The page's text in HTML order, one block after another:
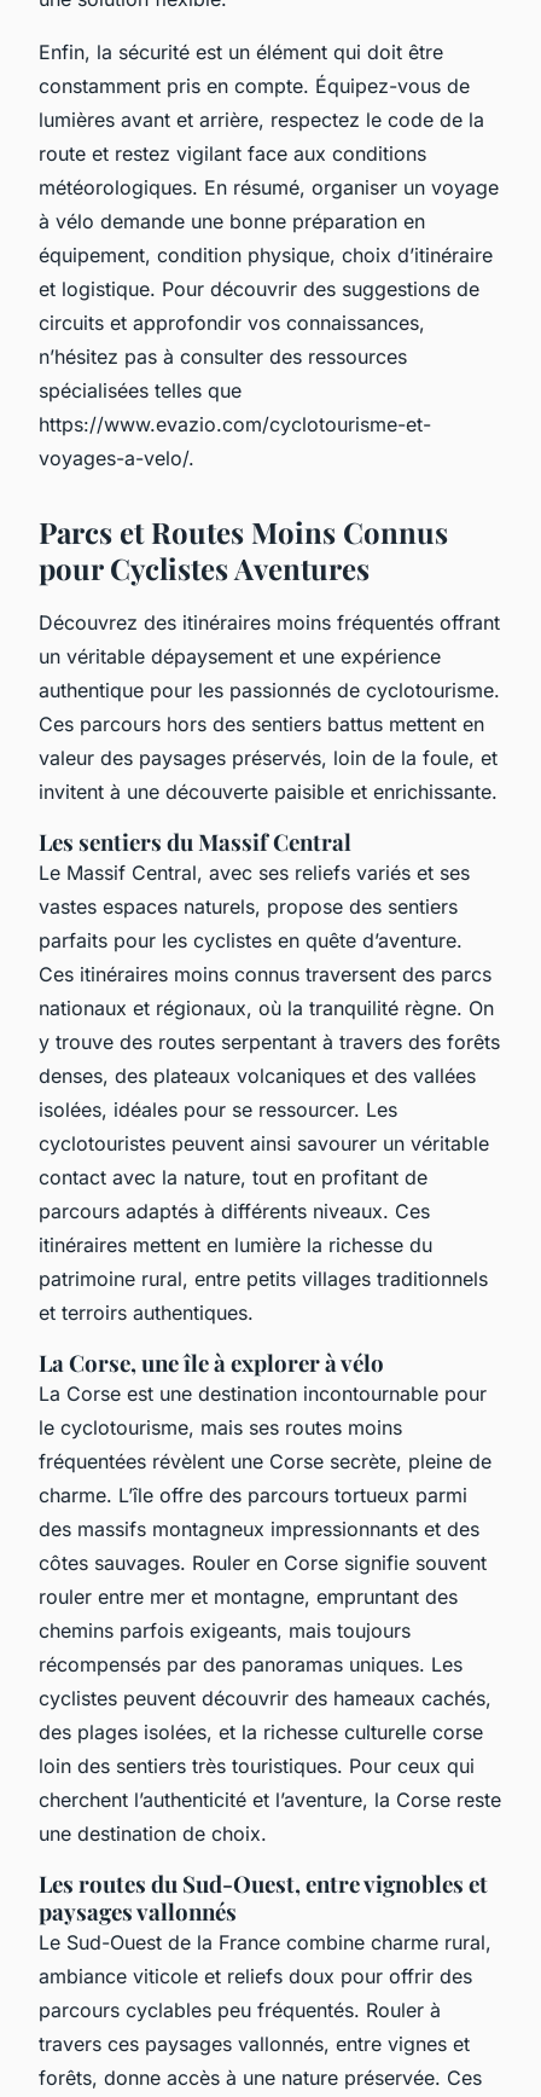
Enfin, la sécurité est un élément qui doit être
constamment pris en compte. Équipez-vous de
lumières avant et arrière, respectez le code de la
route et restez vigilant face aux conditions
météorologiques. En résumé, organiser un voyage
à vélo demande une bonne préparation en
équipement, condition physique, choix d’itinéraire
et logistique. Pour découvrir des suggestions de
circuits et approfondir vos connaissances,
n’hésitez pas à consulter des ressources
spécialisées telles que
https://www.evazio.com/cyclotourisme-et-
voyages-a-velo/.
Parcs et Routes Moins Connus
pour Cyclistes Aventures
Découvrez des itinéraires moins fréquentés offrant
un véritable dépaysement et une expérience
authentique pour les passionnés de cyclotourisme.
Ces parcours hors des sentiers battus mettent en
valeur des paysages préservés, loin de la foule, et
invitent à une découverte paisible et enrichissante.
Les sentiers du Massif Central
Le Massif Central, avec ses reliefs variés et ses
vastes espaces naturels, propose des sentiers
parfaits pour les cyclistes en quête d’aventure.
Ces itinéraires moins connus traversent des parcs
nationaux et régionaux, où la tranquilité règne. On
y trouve des routes serpentant à travers des forêts
denses, des plateaux volcaniques et des vallées
isolées, idéales pour se ressourcer. Les
cyclotouristes peuvent ainsi savourer un véritable
contact avec la nature, tout en profitant de
parcours adaptés à différents niveaux. Ces
itinéraires mettent en lumière la richesse du
patrimoine rural, entre petits villages traditionnels
et terroirs authentiques.
La Corse, une île à explorer à vélo
La Corse est une destination incontournable pour
le cyclotourisme, mais ses routes moins
fréquentées révèlent une Corse secrète, pleine de
charme. L’île offre des parcours tortueux parmi
des massifs montagneux impressionnants et des
côtes sauvages. Rouler en Corse signifie souvent
rouler entre mer et montagne, empruntant des
chemins parfois exigeants, mais toujours
récompensés par des panoramas uniques. Les
cyclistes peuvent découvrir des hameaux cachés,
des plages isolées, et la richesse culturelle corse
loin des sentiers très touristiques. Pour ceux qui
cherchent l’authenticité et l’aventure, la Corse reste
une destination de choix.
Les routes du Sud-Ouest, entre vignobles et
paysages vallonnés
Le Sud-Ouest de la France combine charme rural,
ambiance viticole et reliefs doux pour offrir des
parcours cyclables peu fréquentés. Rouler à
travers ces paysages vallonnés, entre vignes et
forêts, donne accès à une nature préservée. Ces